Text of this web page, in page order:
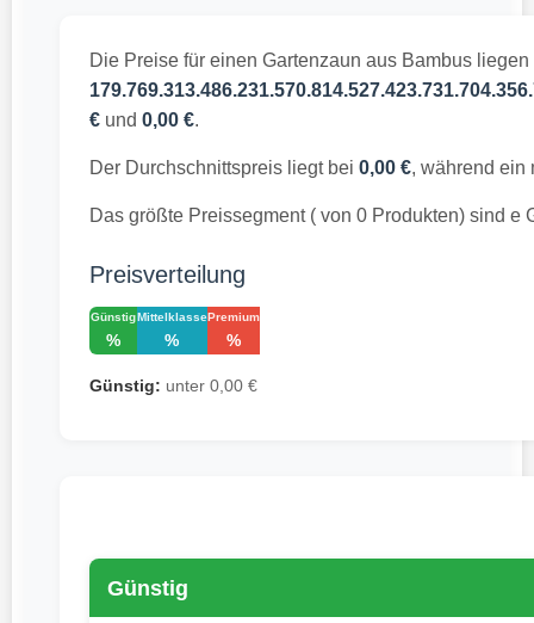
Die Preise für einen Gartenzaun aus Bambus
€und 0,00 €.
Der Durchschnittspreis liegt bei 0,00 €, während ein
Das größte Preissegment ( von 0 Produkten) sind e
Preisverteilung
Günstig
%
Mittelklasse
%
Premium
%
Günstig: unter 0,00 €
Günstig